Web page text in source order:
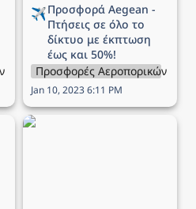
Εταιρειών
✈️Προσφορά Aegean -
Πτήσεις σε όλο το
δίκτυο με έκπτωση
έως και 50%!
Προσφορές Αεροπορικών
Jan 10, 2023 6:11 PM
Προσφορά Aegean -